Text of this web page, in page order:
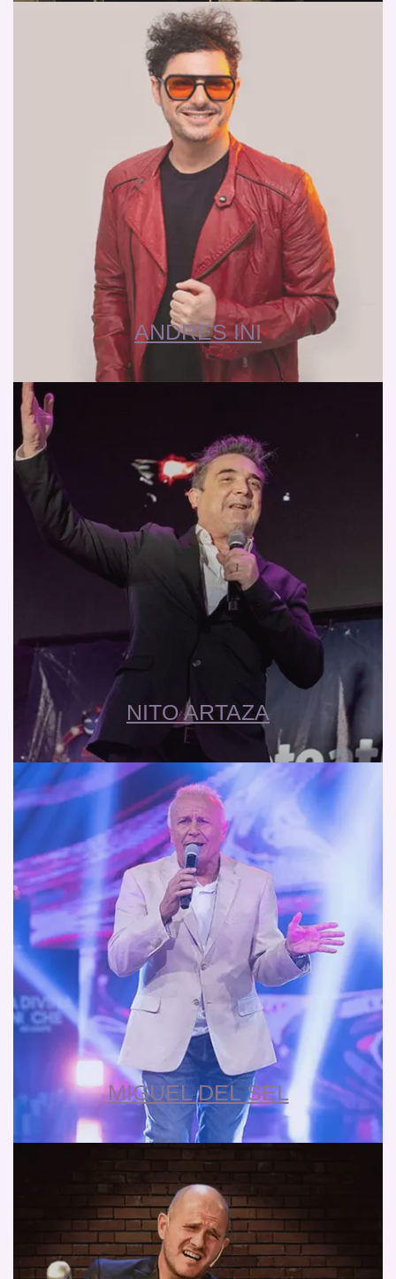
ANDRES INI
NITO ARTAZA
MIGUEL DEL SEL